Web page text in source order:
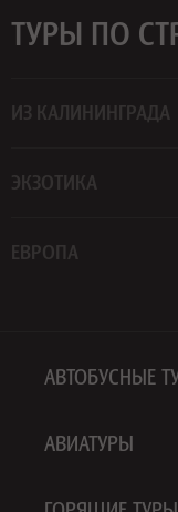
ТУРЫ ПО
ИЗ КАЛИНИНГРАДА
ЭКЗОТИКА
ЕВРОПА
АВТОБУСНЫЕ
АВИАТУРЫ